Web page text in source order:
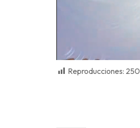
Reproducciones: 250